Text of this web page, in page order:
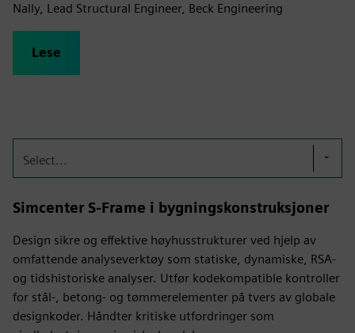
Nally, Lead Structural Engineer, Beck Engineering
Lese
Select...
Simcenter S-Frame i bygningskonstruksjoner
Design sikre og effektive høyhusstrukturer ved hjelp av
omfattende analyseverktøy som statiske, dynamiske, RSA-
og tidshistoriske analyser. Utfør kodekompatible kontroller
for stål-, betong- og tømmerelementer på tvers av globale
designkoder. Håndter kritiske utfordringer som